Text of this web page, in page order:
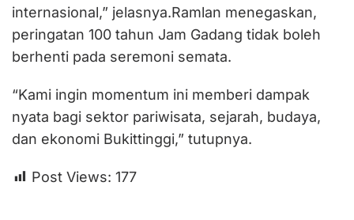
internasional,” jelasnya.Ramlan menegaskan,
peringatan 100 tahun Jam Gadang tidak boleh
berhenti pada seremoni semata.
“Kami ingin momentum ini memberi dampak
nyata bagi sektor pariwisata, sejarah, budaya,
dan ekonomi Bukittinggi,” tutupnya.
Post Views: 177